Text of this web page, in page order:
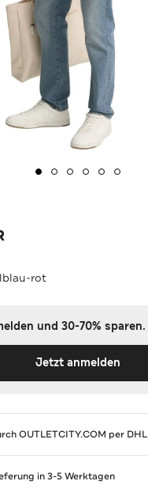
rot
und 30-70% sparen.
Jetzt anmelden
OUTLETCITY.COM per DHL
in 3-5 Werktagen